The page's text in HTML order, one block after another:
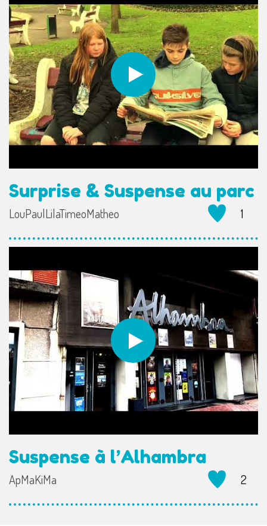
Surprise & Suspense au parc
LouPaulLilaTimeoMatheo 1
Suspense à l’Alhambra
ApMaKiMa 2